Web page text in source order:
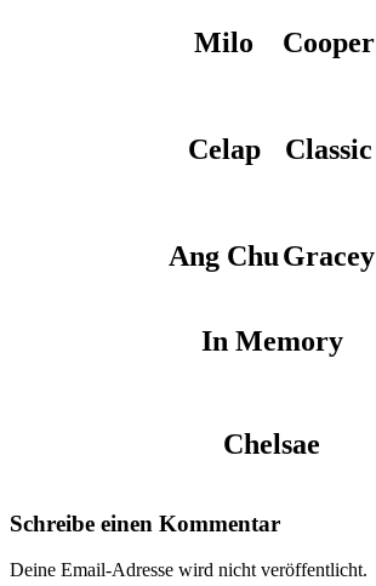
Milo Cooper
Celap Classic
Ang ChuGracey
In Memory
Chelsae
Schreibe einen Kommentar
Deine Email-Adresse wird nicht veröffentlicht.